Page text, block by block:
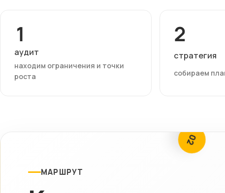
1
аудит
находим ограничения и точки
роста
2
стратегия
собираем
МАРШРУТ